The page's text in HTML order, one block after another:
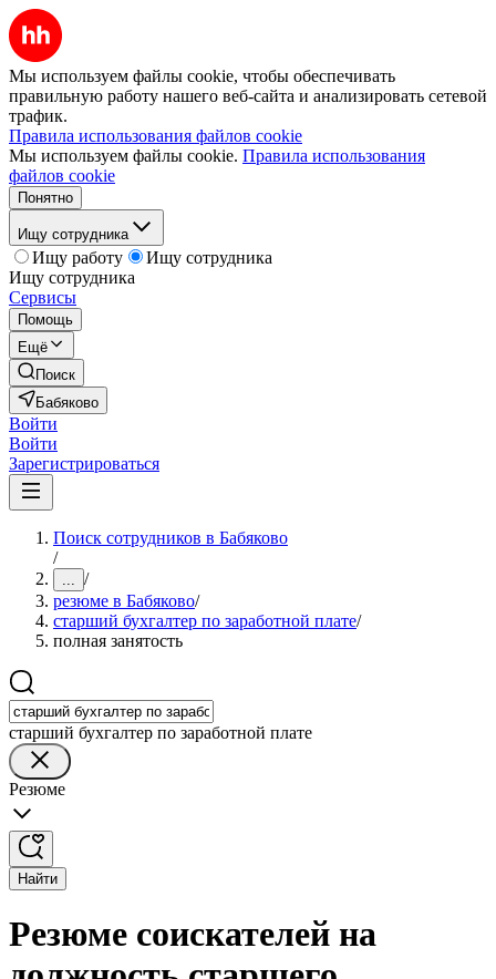
Мы используем файлы cookie, чтобы обеспечивать
правильную работу нашего веб-сайта и анализировать сетевой
трафик.
Правила использования файлов cookie
Мы используем файлы cookie. Правила использования
файлов cookie
Понятно
Ищу сотрудника
Ищу работу
Ищу сотрудника
Ищу сотрудника
Сервисы
Помощь
Ещё
Поиск
Бабяково
Войти
Войти
Зарегистрироваться
Поиск сотрудников в Бабяково
/
... /
резюме в Бабяково/
старший бухгалтер по заработной плате/
полная занятость
старший бухгалтер по заработной плате
Резюме
Найти
Резюме соискателей на